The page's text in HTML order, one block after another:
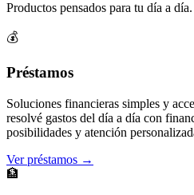
Productos pensados para tu día a día.
💰
Préstamos
Soluciones financieras simples y
resolvé gastos del día a día con
posibilidades y atención
Ver préstamos →
🏦